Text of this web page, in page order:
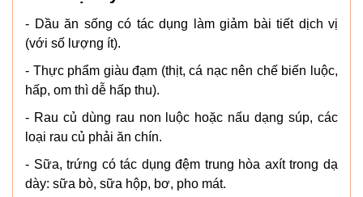
- Dầu ăn sống có tác dụng làm giảm bài tiết dịch vị
(với số lượng ít).
- Thực phẩm giàu đạm (thịt, cá nạc nên chế biến luộc,
hấp, om thì dễ hấp thu).
- Rau củ dùng rau non luộc hoặc nấu dạng súp, các
loại rau củ phải ăn chín.
- Sữa, trứng có tác dụng đệm trung hòa axít trong dạ
dày: sữa bò, sữa hộp, bơ, pho mát.